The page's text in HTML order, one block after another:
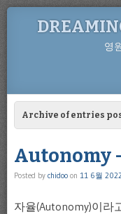
영
SKIP TO CONTENT
Archive of entries
Autonomy
Posted by chidoo on 11 6월
자율(Autonomy)이라